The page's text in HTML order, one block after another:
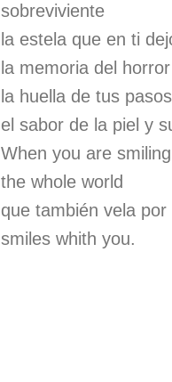
sobreviviente
la estela que en ti
la memoria del
la huella de tus
el sabor de la piel y
When you are smiling
the whole world
que también vela
smiles whith you.